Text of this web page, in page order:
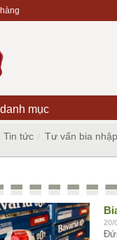
mục
Tin tức Tư vấn bia
20/